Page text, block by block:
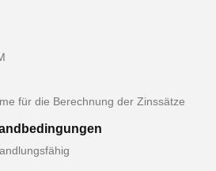
für die Berechnung der Zinssätze